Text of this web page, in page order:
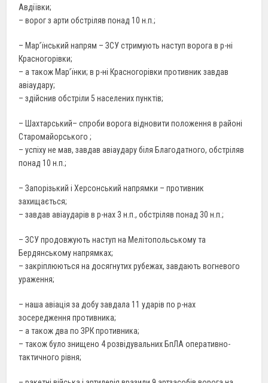
Авдіївки;
– ворог з арти обстріляв понад 10 н.п.;
– Мар’їнський напрям – ЗСУ стримують наступ ворога в р-ні
Красногорівки;
– а також Мар’їнки; в р-ні Красногорівки противник завдав
авіаудару;
– здійснив обстріли 5 населених пунктів;
– Шахтарський– спроби ворога відновити положення в районі
Старомайорського ;
– успіху не мав, завдав авіаудару біля Благодатного, обстріляв
понад 10 н.п.;
– Запорізький і Херсонський напрямки – противник
захищається;
– завдав авіаударів в р-нах 3 н.п., обстріляв понад 30 н.п.;
– ЗСУ продовжують наступ на Мелітопольському та
Бердянському напрямках;
– закріплюються на досягнутих рубежах, завдають вогневого
ураження;
– наша авіація за добу завдала 11 ударів по р-нах
зосередження противника;
– а також два по ЗРК противника;
– також було знищено 4 розвідувальних БпЛА оперативно-
тактичного рівня;